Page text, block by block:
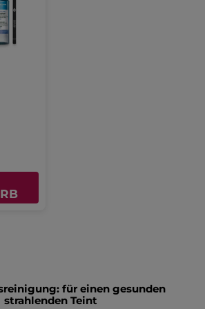
für einen gesunden
strahlenden Teint